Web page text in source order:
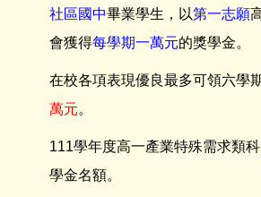
社區國中畢業學生， 以第一志願
會獲得每學期一萬元的獎學金。
在校各項表現優良最多可領六學
萬元。
111學年度高一產業特殊需求類
學金名額。